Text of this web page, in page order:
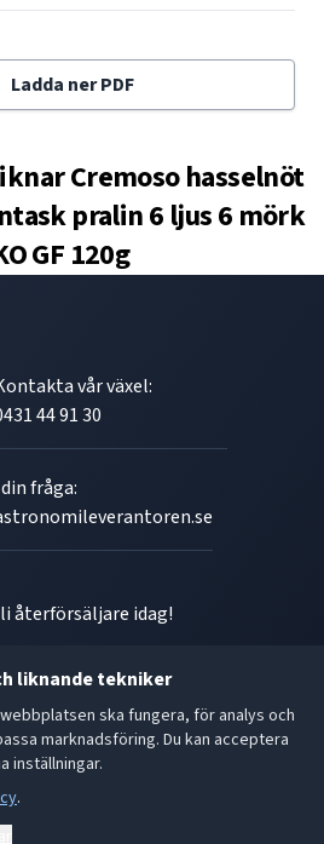
liknande tekniker
ska fungera, för analys och
marknadsföring. Du kan acceptera
inställningar.
.
Ladda ner PDF
Cremoso hasselnöt
pralin 6 ljus 6 mörk
GF 120g
vår växel:
44 91 30
fråga:
återförsäljare idag!
21 B, 262 72
Orgnr: 556493-5780